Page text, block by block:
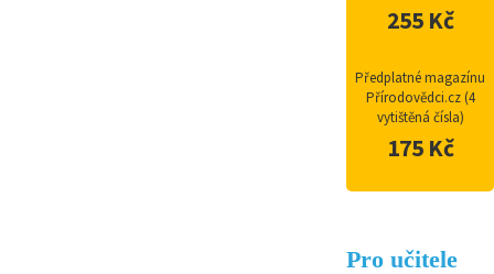
255 Kč
Předplatné magazínu
Přírodovědci.cz (4
vytištěná čísla)
175 Kč
Pro učitele